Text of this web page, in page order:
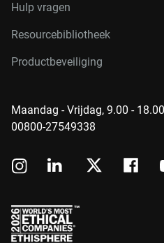
Hulp vragen
Resourcebibliotheek
Productbeveiliging
Maandag - Vrijdag, 9.00 -
00800-27549338